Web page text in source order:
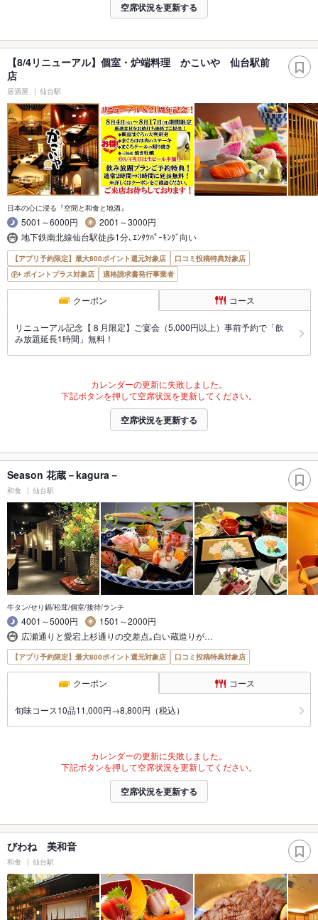
空席状況を更新する
【8/4リニューアル】個室・炉端料理 かこいや 仙台駅前
店
居酒屋 仙台駅
日本の心に浸る『空間と和食と地酒』
5001～6000円
2001～3000円
地下鉄南北線仙台駅徒歩1分､ｴﾝﾀﾂﾊﾟｰｷﾝｸﾞ向い
【アプリ予約限定】最大800ポイント還元対象店
口コミ投稿特典対象店
ポイントプラス対象店
適格請求書発行事業者
クーポン コース
リニューアル記念【８月限定】ご宴会（5,000円以上）事前予約で「飲
み放題延長1時間」無料！
カレンダーの更新に失敗しました。
下記ボタンを押して空席状況を更新してください。
空席状況を更新する
Season 花蔵－kagura－
和食 仙台駅
牛タン/せり鍋/松茸/個室/接待/ランチ
4001～5000円
1501～2000円
広瀬通りと愛宕上杉通りの交差点｡白い蔵造りが…
【アプリ予約限定】最大800ポイント還元対象店 口コミ投稿特典対象店
クーポン コース
旬味コース10品11,000円→8,800円（税込）
カレンダーの更新に失敗しました。
下記ボタンを押して空席状況を更新してください。
空席状況を更新する
びわね 美和音
和食 仙台駅